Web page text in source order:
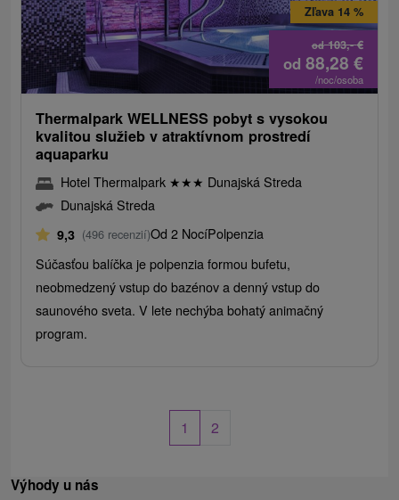
od103,-€
Zľava 14 %
od 88,28 €
/noc/osoba
Thermalpark WELLNESS pobyt s vysokou
kvalitou služieb v atraktívnom prostredí
aquaparku
Hotel Thermalpark ★★★ Dunajská Streda
Dunajská Streda
9,3 (496 recenzií)Od 2 NocíPolpenzia
Súčasťou balíčka je polpenzia formou bufetu,
neobmedzený vstup do bazénov a denný vstup do
saunového sveta. V lete nechýba bohatý animačný
program.
1 2
Výhody u nás